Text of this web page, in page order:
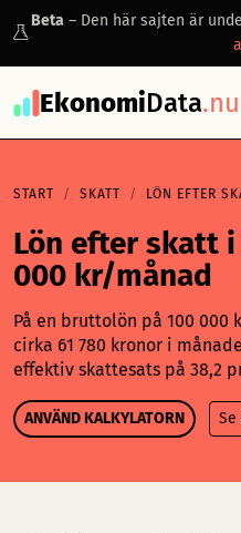
Beta – Den här sajten är
EkonomiData.nu
START SKATT LÖN EFTER
Lön efter skatt i
000 kr/månad
På en bruttolön på 100 000
cirka 61 780 kronor i
effektiv skattesats på 38,2
ANVÄND KALKYLATORN